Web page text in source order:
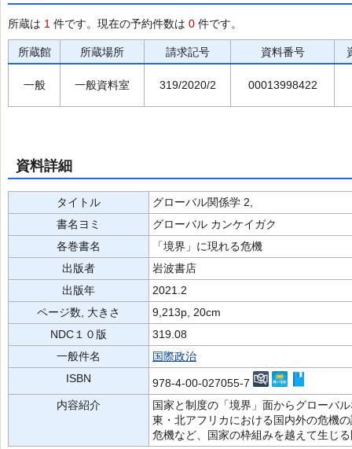
所蔵は 1 件です。現在の予約件数は 0 件です。
所蔵館 所蔵場所 請求記号 資料番号
一般 一般資料室 319/2020/2 00013998422
資料詳細
タイトル
グローバル関係学 2,
書名ヨミ
グローバル カンケイガク
各巻書名
「境界」に現れる危機
出版者
岩波書店
出版年
2021.2
ページ数, 大きさ
9,213p, 20cm
NDC１０版
319.08
一般件名
国際政治
ISBN
978-4-00-027055-7
内容紹介
国家と制度の「境界」面からグローバ
東・北アフリカにおける国内外の危機
危機など、国家の枠組みを越えて生じ